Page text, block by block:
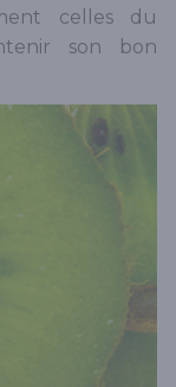
celles du
son bon